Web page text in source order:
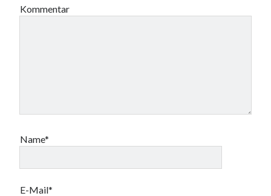
Kommentar
Name*
E-Mail*